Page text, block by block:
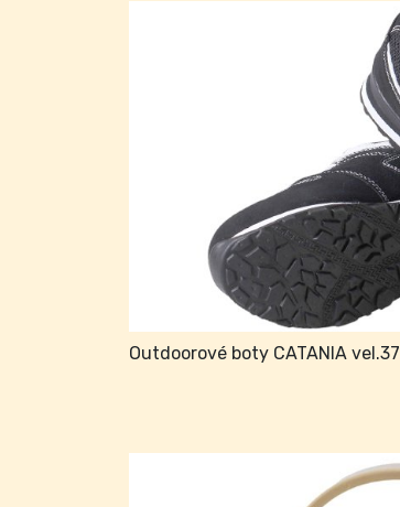
Outdoorové boty CATANIA vel.37